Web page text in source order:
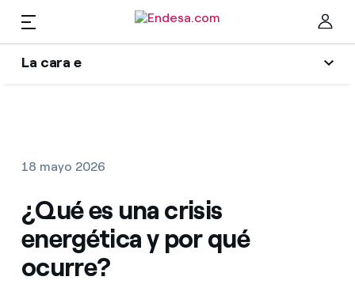
La cara e
Autores
Blog de Endesa
Music Lover
La era de la electrificación
Hogares
Encuentra la tarifa que más te conviene
Servicios
Movilidad
ES
18 mayo 2026
¿Qué es una crisis
energética y por qué
ocurre?